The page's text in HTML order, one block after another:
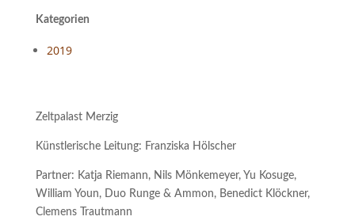
Kategorien
2019
Zeltpalast Merzig
Künstlerische Leitung: Franziska Hölscher
Partner: Katja Riemann, Nils Mönkemeyer, Yu Kosuge,
William Youn, Duo Runge & Ammon, Benedict Klöckner,
Clemens Trautmann